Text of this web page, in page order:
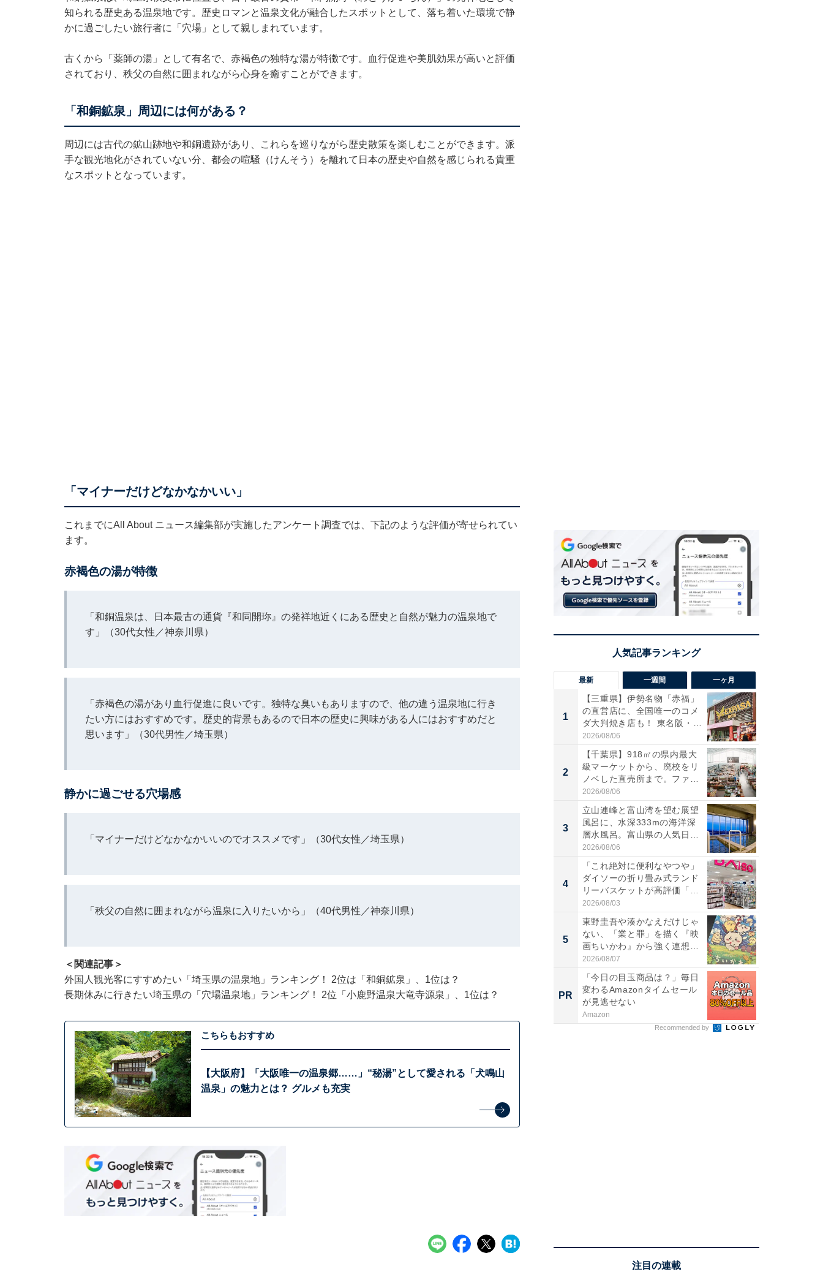
知られる歴史ある温泉地です。歴史ロマンと温泉文化が融合したスポットとして、落ち着いた環境で静
かに過ごしたい旅行者に「穴場」として親しまれています。
古くから「薬師の湯」として有名で、赤褐色の独特な湯が特徴です。血行促進や美肌効果が高いと評価
されており、秩父の自然に囲まれながら心身を癒すことができます。
「和銅鉱泉」周辺には何がある？
周辺には古代の鉱山跡地や和銅遺跡があり、これらを巡りながら歴史散策を楽しむことができます。派
手な観光地化がされていない分、都会の喧騒（けんそう）を離れて日本の歴史や自然を感じられる貴重
なスポットとなっています。
「マイナーだけどなかなかいい」
これまでにAll About ニュース編集部が実施したアンケート調査では、下記のような評価が寄せられてい
ます。
赤褐色の湯が特徴
「和銅温泉は、日本最古の通貨『和同開珎』の発祥地近くにある歴史と自然が魅力の温泉地で
す」（30代女性／神奈川県）
「赤褐色の湯があり血行促進に良いです。独特な臭いもありますので、他の違う温泉地に行き
たい方にはおすすめです。歴史的背景もあるので日本の歴史に興味がある人にはおすすめだと
思います」（30代男性／埼玉県）
静かに過ごせる穴場感
「マイナーだけどなかなかいいのでオススメです」（30代女性／埼玉県）
「秩父の自然に囲まれながら温泉に入りたいから」（40代男性／神奈川県）
＜関連記事＞
外国人観光客にすすめたい「埼玉県の温泉地」ランキング！ 2位は「和銅鉱泉」、1位は？
長期休みに行きたい埼玉県の「穴場温泉地」ランキング！ 2位「小鹿野温泉大竜寺源泉」、1位は？
こちらもおすすめ
【大阪府】「大阪唯一の温泉郷……」“秘湯”として愛される「犬鳴山
温泉」の魅力とは？ グルメも充実
最新 一週間 一ヶ月
1
【三重県】伊勢名物「赤福」
の直営店に、全国唯一のコメ
ダ大判焼き店も！ 東名阪・
伊...
2026/08/06
2
【千葉県】918㎡の県内最大
級マーケットから、廃校をリ
ノベした直売所まで。ファ
ー...
2026/08/06
3
立山連峰と富山湾を望む展望
風呂に、水深333mの海洋深
層水風呂。富山県の人気日
帰...
2026/08/06
4
「これ絶対に便利なやつや」
ダイソーの折り畳み式ランド
リーバスケットが高評価「使
わ...
2026/08/03
5
東野圭吾や湊かなえだけじゃ
ない、「業と罪」を描く『映
画ちいかわ』から強く連想し
た...
2026/08/07
PR
「今日の目玉商品は？」毎日
変わるAmazonタイムセール
が見逃せない
Amazon
Recommended by
注目の連載